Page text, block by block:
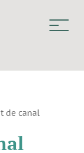
de canal